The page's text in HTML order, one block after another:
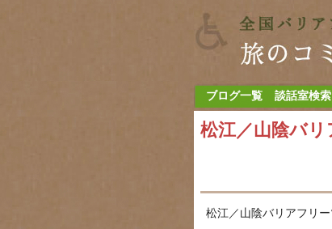
ブログ一覧 談話室検索
松江／山陰バ
松江／山陰バリアフリ